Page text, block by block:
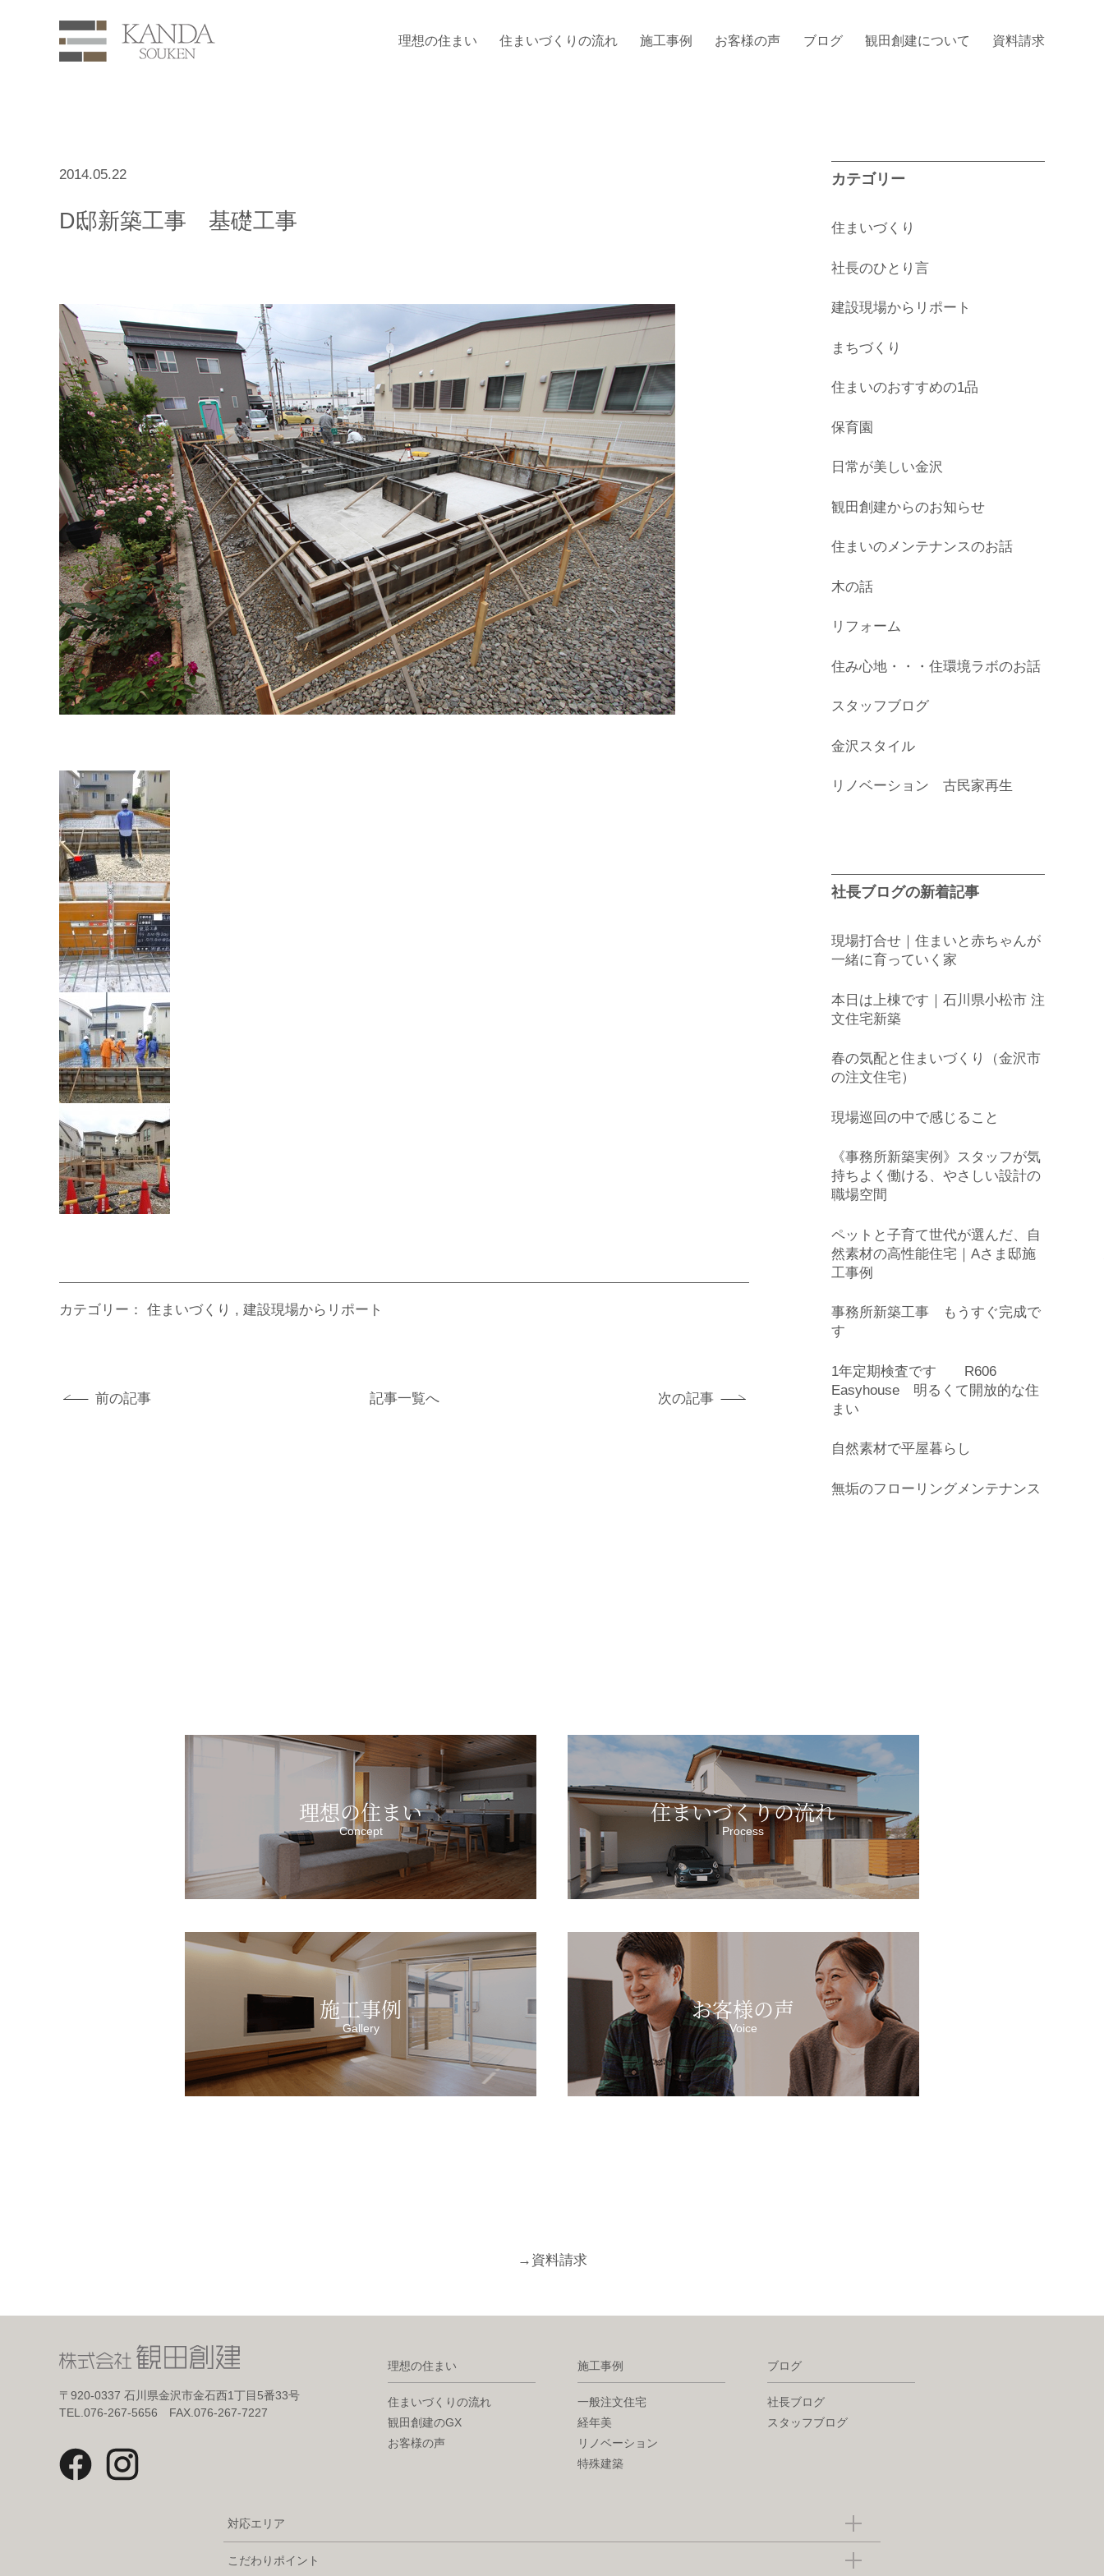
理想の住まい 住まいづくりの流れ 施工事例 お客様の声 ブログ 観田創建について 資料請求
2014.05.22
D邸新築工事 基礎工事
カテゴリー： 住まいづくり 建設現場からリポート
前の記事 記事一覧へ 次の記事
カテゴリー
住まいづくり
社長のひとり言
建設現場からリポート
まちづくり
住まいのおすすめの1品
保育園
日常が美しい金沢
観田創建からのお知らせ
住まいのメンテナンスのお話
木の話
リフォーム
住み心地・・・住環境ラボのお話
スタッフブログ
金沢スタイル
リノベーション 古民家再生
社長ブログの新着記事
現場打合せ｜住まいと赤ちゃんが
一緒に育っていく家
本日は上棟です｜石川県小松市 注
文住宅新築
春の気配と住まいづくり（金沢市
の注文住宅）
現場巡回の中で感じること
《事務所新築実例》スタッフが気
持ちよく働ける、やさしい設計の
職場空間
ペットと子育て世代が選んだ、自
然素材の高性能住宅｜Aさま邸施
工事例
事務所新築工事 もうすぐ完成で
す
1年定期検査です R606
Easyhouse 明るくて開放的な住
まい
自然素材で平屋暮らし
無垢のフローリングメンテナンス
理想の住まい
Concept
住まいづくりの流れ
Process
施工事例
Gallery
お客様の声
Voice
→ 資料請求
〒920-0337 石川県金沢市金石西1丁目5番33号
TEL.076-267-5656 FAX.076-267-7227
理想の住まい
住まいづくりの流れ
観田創建のGX
お客様の声
施工事例
一般注文住宅
経年美
リノベーション
特殊建築
ブログ
社長ブログ
スタッフブログ
対応エリア
こだわりポイント